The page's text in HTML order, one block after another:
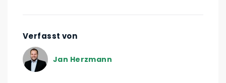
Verfasst von
Jan Herzmann